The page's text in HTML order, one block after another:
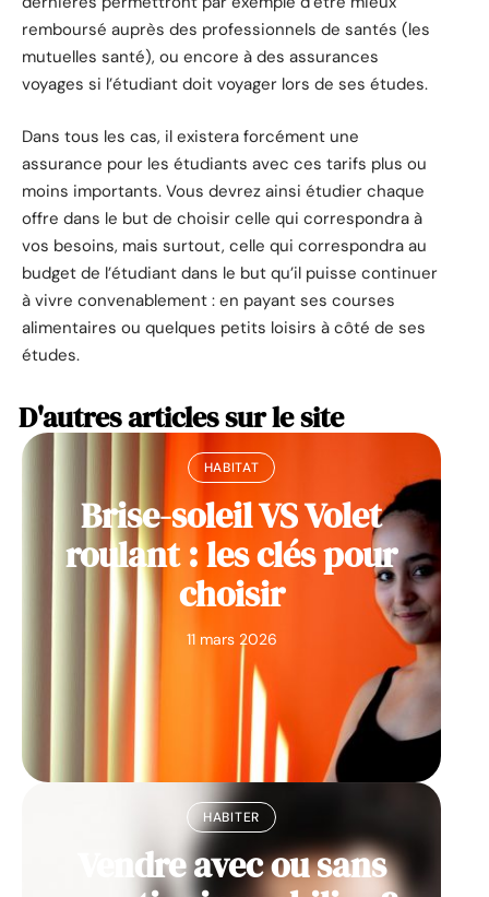
remboursé auprès des professionnels de santés (les
mutuelles santé), ou encore à des assurances
voyages si l’étudiant doit voyager lors de ses études.
Dans tous les cas, il existera forcément une
assurance pour les étudiants avec ces tarifs plus ou
moins importants. Vous devrez ainsi étudier chaque
offre dans le but de choisir celle qui correspondra à
vos besoins, mais surtout, celle qui correspondra au
budget de l’étudiant dans le but qu’il puisse continuer
à vivre convenablement : en payant ses courses
alimentaires ou quelques petits loisirs à côté de ses
études.
D'autres articles sur le site
HABITAT
Brise-soleil VS Volet
roulant : les clés pour
choisir
11 mars 2026
HABITER
Vendre avec ou sans